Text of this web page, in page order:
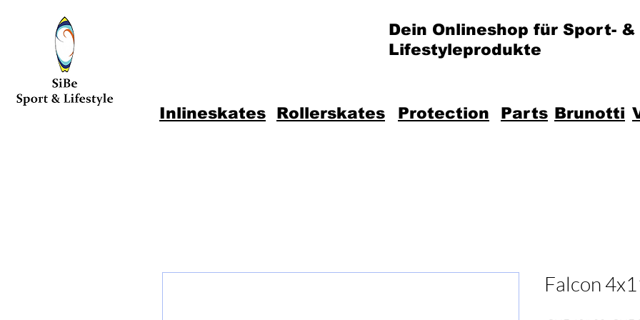
Dein Onlineshop für Sport- &
Lifestyleprodukte
Inlineskates Rollerskates Protection Parts Brunotti
Falcon